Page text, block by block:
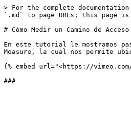
> For the complete
`.md` to page URLs; this page is
# Cómo Medir un Camino de Acceso
En este tutorial le mostramos
Moasure, la cual nos permite
{% embed url="<https://